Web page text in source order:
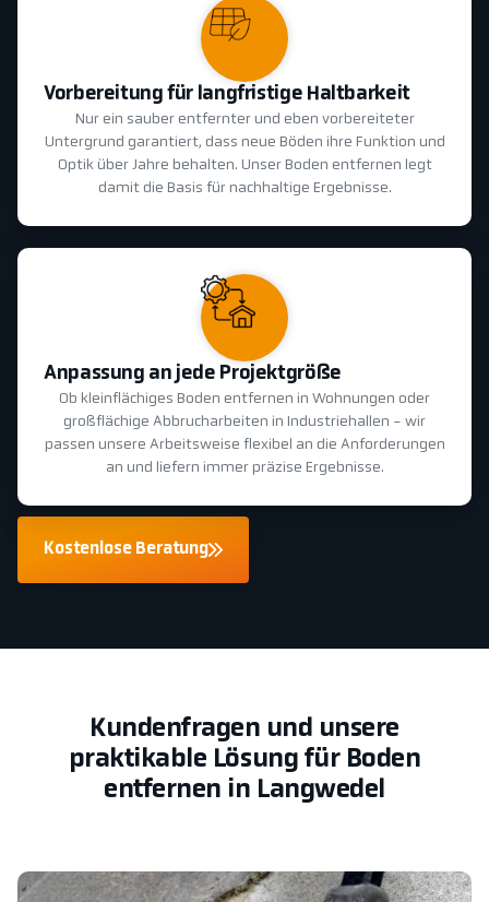
Vorbereitung für langfristige Haltbarkeit
Nur ein sauber entfernter und eben vorbereiteter
Untergrund garantiert, dass neue Böden ihre Funktion und
Optik über Jahre behalten. Unser Boden entfernen legt
damit die Basis für nachhaltige Ergebnisse.
Anpassung an jede Projektgröße
Ob kleinflächiges Boden entfernen in Wohnungen oder
großflächige Abbrucharbeiten in Industriehallen - wir
passen unsere Arbeitsweise flexibel an die Anforderungen
an und liefern immer präzise Ergebnisse.
Kostenlose Beratung
Kundenfragen und unsere
praktikable Lösung für Boden
entfernen in Langwedel